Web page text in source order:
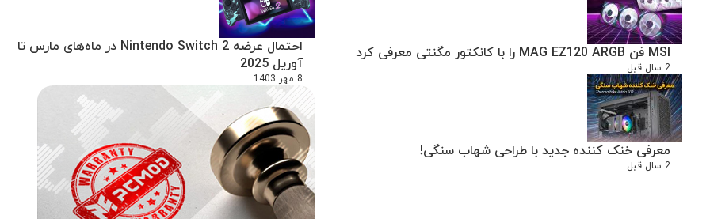
احتمال عرضه Nintendo Switch 2 در ماه‌های مارس تا
آوریل 2025
8 مهر 1403
MSI فن MAG EZ120 ARGB را با کانکتور مگنتی معرفی کرد
2 سال قبل
معرفی خنک کننده جدید با طراحی شهاب سنگی!
2 سال قبل